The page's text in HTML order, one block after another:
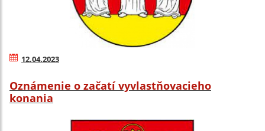
12.04.2023
Oznámenie o začatí vyvlastňovacieho
konania